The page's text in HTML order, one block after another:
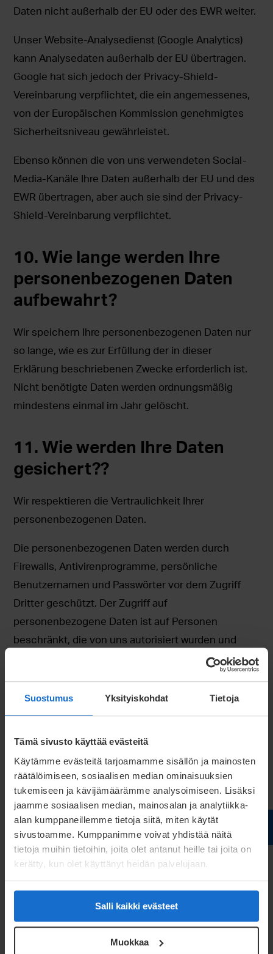
Suostumus Yksityiskohdat Tietoja
Tämä sivusto käyttää evästeitä
Käytämme evästeitä tarjoamamme sisällön ja mainosten
räätälöimiseen, sosiaalisen median ominaisuuksien
tukemiseen ja kävijämäärämme analysoimiseen. Lisäksi
jaamme sosiaalisen median, mainosalan ja analytiikka-
alan kumppaneillemme tietoja siitä, miten käytät
sivustoamme. Kumppanimme voivat yhdistää näitä
tietoja muihin tietoihin, joita olet antanut heille tai joita on
kerätty, kun olet käyttänyt heidän palvelujaan.
Salli kaikki evästeet
Muokkaa
Daten nicht außerhalb der EU oder des EWR weiter.
Unser Website-Analysedienst (Google Analytics)
kann Analysedaten außerhalb der EU übertragen.
Google hat sich jedoch der Privacy-Shield-
Vereinbarung verpflichtet, die ein angemessenes,
von der Europäischen Kommission genehmigtes
Sicherheitsniveau gewährleistet.
Ebenso können die von uns verwendeten Social-
Media-Kanäle Ihre Daten außerhalb der EU und des
EWR übertragen, aber auch sie sind der Privacy-
Shield-Vereinbarung verpflichtet.
10. Wie lange werden Ihre
personenbezogenen Daten
aufbewahrt?
Wir speichern Ihre personenbezogenen Daten nur
so lange, wie es zur Erfüllung der in dieser
Erklärung beschriebenen Zwecke erforderlich ist.
Nicht benötigte Daten werden ordnungsmäßig
mindestens einmal im Jahr gelöscht.
11. Wie werden Ihre Daten
gesichert??
Wir respektieren die Vertraulichkeit Ihrer
personenbezogenen Daten.
Die personenbezogenen Daten werden durch
Firewalls, Antivirenprogramme, persönliche
Benutzernamen und Passwörter vor dem Zugriff
Dritter geschützt. Der Zugriff auf
personenbezogene Daten ist auf Personen
beschränkt, die von uns autorisiert wurden und
deren Arbeit die Verarbeitung personenbezogener
Daten erfordert. Wir geben personenbezogene
Daten nur auf vertraulicher und beschränkter Basis
an unsere Vertragspartner, wie z. B. unsere
müssen sich in jeder Hinsicht zur Umsetzung einer
angemessenen Datensicherheit und der
gesetzmäßigen Verarbeitung personenbezogener
Daten verpflichten. Die Personen, die die
personenbezogenen Daten verarbeiten, sind an die
Schweigepflicht gebunden.
Unsere Website verwendet eine TLS-
verschlüsselte HTTPS-Verbindung, was bedeutet,
dass alle personenbezogenen Daten elektronisch
geschützt sind. Im Browser sehen Sie dieses
Schloss auf der linken Seite der Adressleiste. Falls